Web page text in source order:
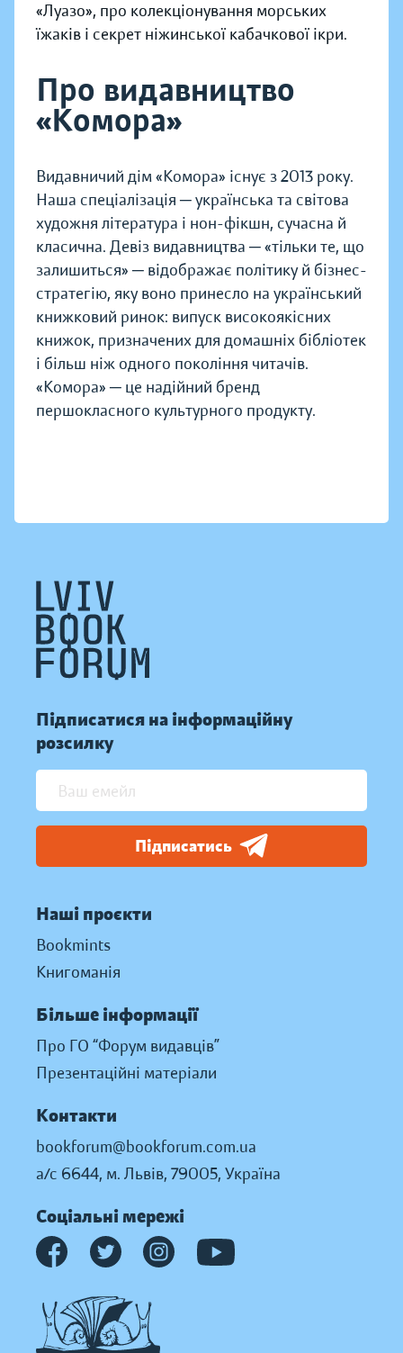
«Луазо», про колекціонування морських
їжаків і секрет ніжинської кабачкової ікри.
Про видавництво
«Комора»
Видавничий дім «Комора» існує з 2013 року.
Наша спеціалізація ─ українська та світова
художня література і нон-фікшн, сучасна й
класична. Девіз видавництва ─ «тільки те, що
залишиться» ─ відображає політику й бізнес-
стратегію, яку воно принесло на український
книжковий ринок: випуск високоякісних
книжок, призначених для домашніх бібліотек
і більш ніж одного покоління читачів.
«Комора» ─ це надійний бренд
першокласного культурного продукту.
Підписатися на інформаційну
розсилку
Підписатись
Наші проєкти
Bookmints
Книгоманія
Більше інформації
Про ГО “Форум видавців”
Презентаційні матеріали
Контакти
bookforum@bookforum.com.ua
а/с 6644, м. Львів, 79005, Україна
Соціальні мережі